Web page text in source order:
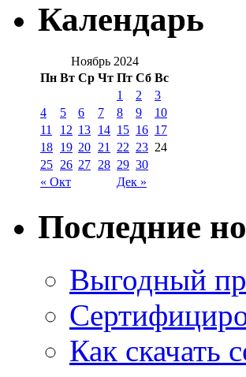
Календарь
Ноябрь 2024
Пн Вт Ср Чт Пт Сб Вс
« Окт Дек »
1 2
3
4
5 6 7 8 9
10
11
12 13 14 15 16 17
18 19 20 21 22 23 24
25 26 27 28 29 30
Последние
Выгодный
Как скачать